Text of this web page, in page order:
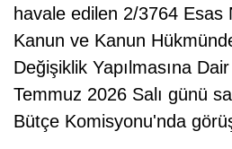
havale edilen 2/3764 Esas
Kanun ve Kanun
Değişiklik Yapılmasına
Temmuz 2026 Salı günü
Bütçe Komisyonu'nda